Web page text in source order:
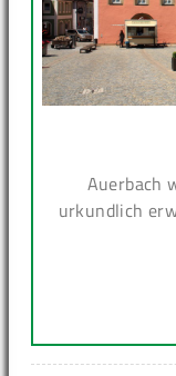
Auerbach
urkundlich